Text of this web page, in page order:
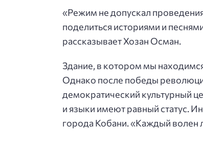
«Режим не допускал
поделиться историями и
рассказывает Хозан Осман.
Здание, в котором мы
Однако после победы
демократический культурный
и языки имеют равный статус.
города Кобани. «Каждый волен